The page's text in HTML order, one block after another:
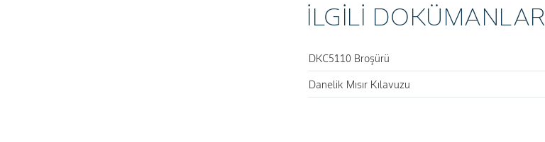
İLGİLİ DOKÜMANLAR
DKC5110 Broşürü
Danelik Mısır Kılavuzu